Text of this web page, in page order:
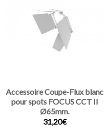
Accessoire Coupe-Flux blanc
pour spots FOCUS CCT II
Ø65mm.
31,20€